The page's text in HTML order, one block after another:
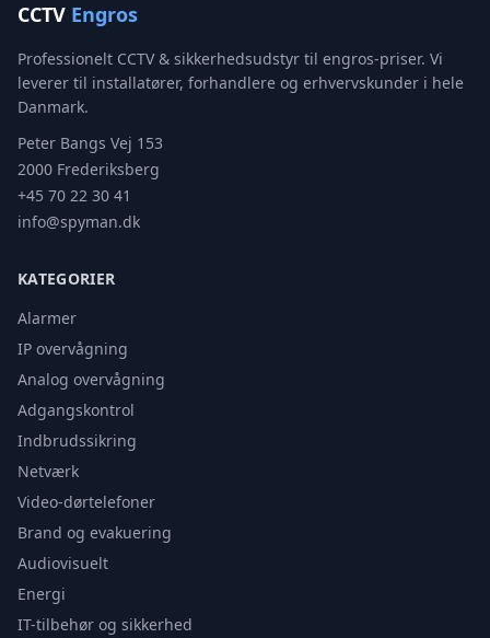
CCTV Engros
Professionelt CCTV & sikkerhedsudstyr til engros-priser. Vi
leverer til installatører, forhandlere og erhvervskunder i hele
Danmark.
Peter Bangs Vej 153
2000 Frederiksberg
+45 70 22 30 41
info@spyman.dk
KATEGORIER
Alarmer
IP overvågning
Analog overvågning
Adgangskontrol
Indbrudssikring
Netværk
Video-dørtelefoner
Brand og evakuering
Audiovisuelt
Energi
IT-tilbehør og sikkerhed